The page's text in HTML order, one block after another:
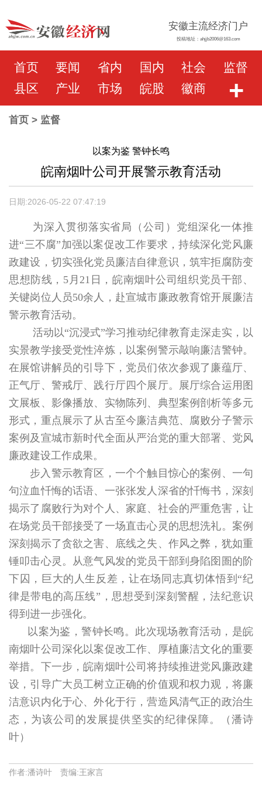
安徽主流经济门户
投稿地址：ahjjb2006@163.com
首页 要闻 省内 国内 社会
监督
县区
产业 市场 皖股 徽商 +
首页> 监督
以案为鉴 警钟长鸣
皖南烟叶公司开展警示教育活动
日期:2026-05-22 07:47:19
为深入贯彻落实省局（公司）党组深化一体推
进“三不腐”加强以案促改工作要求，持续深化党风廉
政建设，切实强化党员廉洁自律意识，筑牢拒腐防变
思想防线，5月21日，皖南烟叶公司组织党员干部、
关键岗位人员50余人，赴宣城市廉政教育馆开展廉洁
警示教育活动。
活动以“沉浸式”学习推动纪律教育走深走实，以
实景教学接受党性淬炼，以案例警示敲响廉洁警钟。
在展馆讲解员的引导下，党员们依次参观了廉蕴厅、
正气厅、警戒厅、践行厅四个展厅。展厅综合运用图
文展板、影像播放、实物陈列、典型案例剖析等多元
形式，重点展示了从古至今廉洁典范、腐败分子警示
案例及宣城市新时代全面从严治党的重大部署、党风
廉政建设工作成果。
步入警示教育区，一个个触目惊心的案例、一句
句泣血忏悔的话语、一张张发人深省的忏悔书，深刻
揭示了腐败行为对个人、家庭、社会的严重危害，让
在场党员干部接受了一场直击心灵的思想洗礼。案例
深刻揭示了贪欲之害、底线之失、作风之弊，犹如重
锤叩击心灵。从意气风发的党员干部到身陷囹圄的阶
下囚，巨大的人生反差，让在场同志真切体悟到“纪
律是带电的高压线”，思想受到深刻警醒，法纪意识
得到进一步强化。
以案为鉴，警钟长鸣。此次现场教育活动，是皖
南烟叶公司深化以案促改工作、厚植廉洁文化的重要
举措。下一步，皖南烟叶公司将持续推进党风廉政建
设，引导广大员工树立正确的价值观和权力观，将廉
洁意识内化于心、外化于行，营造风清气正的政治生
态，为该公司的发展提供坚实的纪律保障。（潘诗
叶）
作者:潘诗叶 责编:王家言